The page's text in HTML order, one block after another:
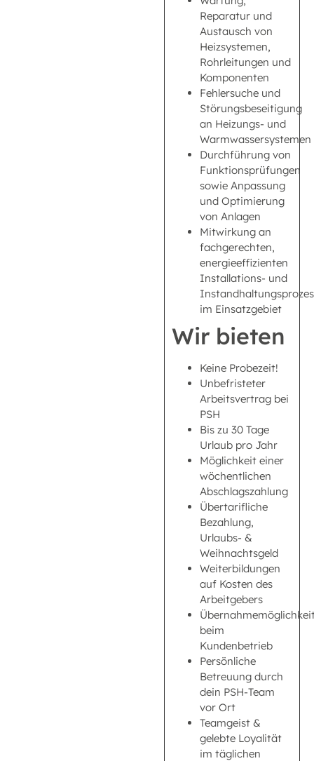
Reparatur und
Austausch von
Heizsystemen,
Rohrleitungen und
Komponenten
Fehlersuche und
Störungsbeseitigung
an Heizungs- und
Warmwassersystemen
Durchführung von
Funktionsprüfungen
sowie Anpassung
und Optimierung
von Anlagen
Mitwirkung an
fachgerechten,
energieeffizienten
Installations- und
im Einsatzgebiet
Wir bieten
Keine Probezeit!
Unbefristeter
Arbeitsvertrag bei
PSH
Bis zu 30 Tage
Urlaub pro Jahr
Möglichkeit einer
wöchentlichen
Abschlagszahlung
Übertarifliche
Bezahlung,
Urlaubs- &
Weihnachtsgeld
Weiterbildungen
auf Kosten des
Arbeitgebers
beim
Kundenbetrieb
Persönliche
Betreuung durch
dein PSH-Team
vor Ort
Teamgeist &
gelebte Loyalität
im täglichen